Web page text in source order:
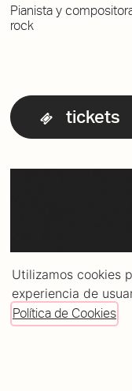
Pianista y
rock
tickets
Utilizamos cookies
experiencia de
Política de Cookies